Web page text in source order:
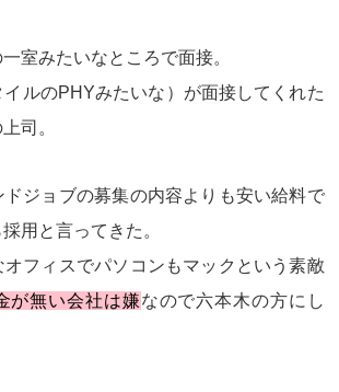
室みたいなところで面接。
ルのPHYみたいな）が面接してくれた
司。
ドジョブの募集の内容よりも安い給料で
採用と言ってきた。
オフィスでパソコンもマックという素敵
が無い会社は嫌なので六本木の方にし